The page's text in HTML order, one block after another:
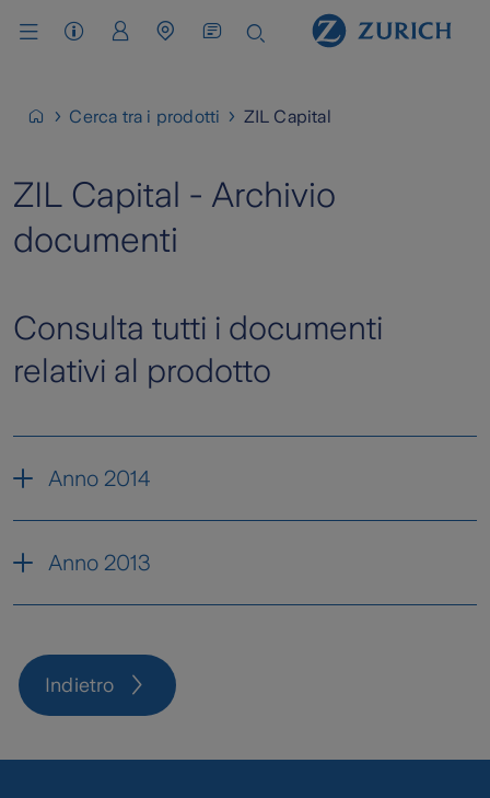
Cerca tra i prodotti ZIL Capital
ZIL Capital - Archivio
documenti
Consulta tutti i documenti
relativi al prodotto
Anno 2014
Informativo 06-14
Anno 2013
Informativo 06-13
Indietro